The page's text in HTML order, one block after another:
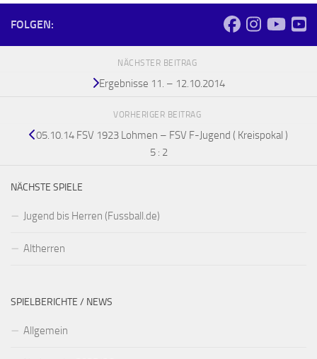
FOLGEN:
NÄCHSTER BEITRAG
Ergebnisse 11. – 12.10.2014
VORHERIGER BEITRAG
05.10.14 FSV 1923 Lohmen – FSV F-Jugend ( Kreispokal )
5 : 2
NÄCHSTE SPIELE
Jugend bis Herren (Fussball.de)
Altherren
SPIELBERICHTE / NEWS
Allgemein